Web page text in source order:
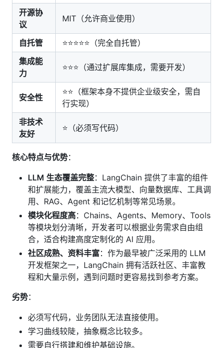
开源协
议
MIT（允许商业使用）
自托管
⭐⭐⭐⭐⭐（完全自托管）
集成能
力
⭐⭐⭐（通过扩展库集成，需要开发）
安全性
⭐⭐（框架本身不提供企业级安全，需自
行实现）
非技术
友好
⭐（必须写代码）
核心特点与优势：
LLM 生态覆盖完整：LangChain 提供了丰富的组件
和扩展能力，覆盖主流大模型、向量数据库、工具调
用、RAG、Agent 和记忆机制等常见场景。
模块化程度高：Chains、Agents、Memory、Tools
等模块划分清晰，开发者可以根据业务需求自由组
合，适合构建高度定制化的 AI 应用。
社区成熟、资料丰富：作为最早被广泛采用的 LLM
开发框架之一，LangChain 拥有活跃社区、丰富教
程和大量示例，遇到问题时更容易找到参考方案。
劣势：
必须写代码，业务团队无法直接使用。
学习曲线较陡，抽象概念比较多。
需要自行搭建和维护基础设施。